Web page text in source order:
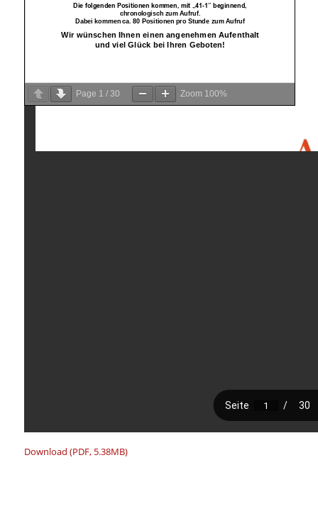
Page 1 / 30 Zoom 100%
Download (PDF, 5.38MB)